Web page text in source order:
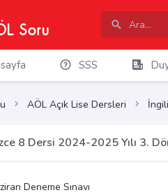
SSS
AÖL Açık Lise Dersleri
8 Dersi 2024-2025 Yılı 3.
Deneme Sınavı